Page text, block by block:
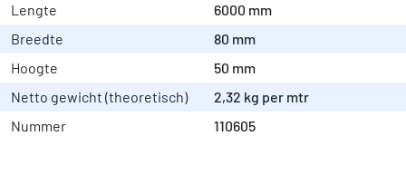
Lengte
6000 mm
Breedte
80 mm
Hoogte
50 mm
Netto gewicht (theoretisch)
2,32 kg per mtr
Nummer
110605